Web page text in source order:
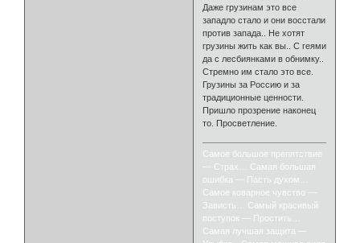
Даже грузинам это все
западло стало и они восстали
против запада.. Не хотят
грузины жить как вы.. С геями
да с лесбиянками в обнимку..
Стремно им стало это все.
Грузины за Россию и за
традиционные ценности.
Пришло прозрение наконец
то. Просветление.
Самое большое препятствие
— Страх… Самая большая
ошибка — Пасть духом…
Самое коварное чувство —
Зависть… Самый красивый
поступок — Простить…
Самая лучшая защита —